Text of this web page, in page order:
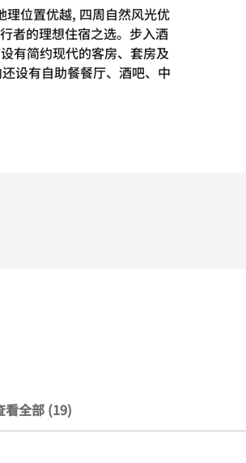
理位置优越, 四周自然风光优
者的理想住宿之选。步入酒
有简约现代的客房、套房及
设有自助餐餐厅、酒吧、中
看全部 (19)